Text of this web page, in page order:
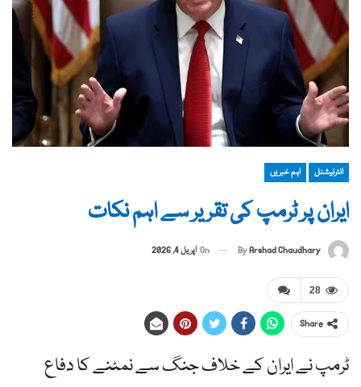
انٹرنیشنل اہم خبریں
ایران پر ٹرمپ کی تقریر سے اہم نکات
ByArshad Chaudhary
On اپریل 4, 2026
28
Share
ٹرمپ نے ایران کے خلاف جنگ سے نمٹنے کا دفاع